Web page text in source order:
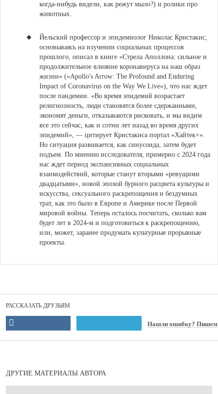
когда-нибудь видели, как режут мыло?) и ролики про
животных.
Йельский профессор и эпидемиолог Николас Кристакис,
основываясь на изучении социальных процессов
прошлого, описал в книге «Стрела Аполлона: сильное и
продолжительное влияние коронавируса на наш образ
жизни» («Apollo's Arrow: The Profound and Enduring
Impact of Coronavirus on the Way We Live»), что нас ждет
после пандемии. «Во время эпидемий возрастает
религиозность, люди становятся более сдержанными,
экономят деньги, отказываются рисковать, и мы видим
все это сейчас, как и сотни лет назад во время других
эпидемий», — цитирует Кристакиса портал «Хайтек+».
Но ситуация развивается, как синусоида, затем будет
подъем. По мнению исследователя, примерно с 2024 года
нас ждет период экспансивных социальных
взаимодействий, которые станут вторыми «ревущими
двадцатыми», новой эпохой бурного расцвета культуры и
искусства, сексуального раскрепощения и бездумных
трат, как это было в Европе и Америке после Первой
мировой войны. Теперь осталось посчитать, сколько вам
будет лет в 2024-м и подготовиться к раскрепощению,
или, может, заранее продумать культурные прорывные
проекты.
РАССКАЗАТЬ ДРУЗЬЯМ
Нашли ошибку? Пишем
ДРУГИЕ МАТЕРИАЛЫ АВТОРА